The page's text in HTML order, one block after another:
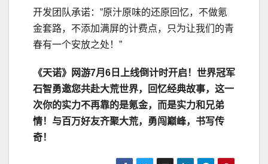
开发团队承诺：”原汁原味的还原回忆，不做氪
金套路，不添加满屏的计费点，只为让我们的青
春有一个安放之处！”
《天诺》网游7月6日上线倒计时开启！世界冠军
石智勇邀您共赴大荒世界，回忆经典故事，这一
次你的实力不再靠的是氪金，而是实力和兄弟
情！与百万好友齐聚大荒，勇闯巅峰，书写传
奇！